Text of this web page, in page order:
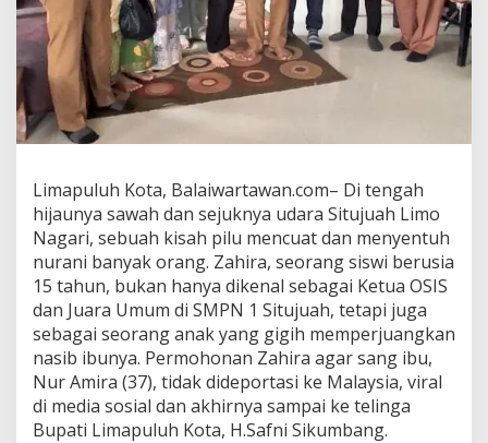
u
a
h
S
e
n
u
H
a
t
i
B
u
p
a
t
i
H
.
S
Limapuluh Kota, Balaiwartawan.com– Di tengah
hijaunya sawah dan sejuknya udara Situjuah Limo
Nagari, sebuah kisah pilu mencuat dan menyentuh
nurani banyak orang. Zahira, seorang siswi berusia
15 tahun, bukan hanya dikenal sebagai Ketua OSIS
dan Juara Umum di SMPN 1 Situjuah, tetapi juga
sebagai seorang anak yang gigih memperjuangkan
nasib ibunya. Permohonan Zahira agar sang ibu,
Nur Amira (37), tidak dideportasi ke Malaysia, viral
di media sosial dan akhirnya sampai ke telinga
Bupati Limapuluh Kota, H.Safni Sikumbang.